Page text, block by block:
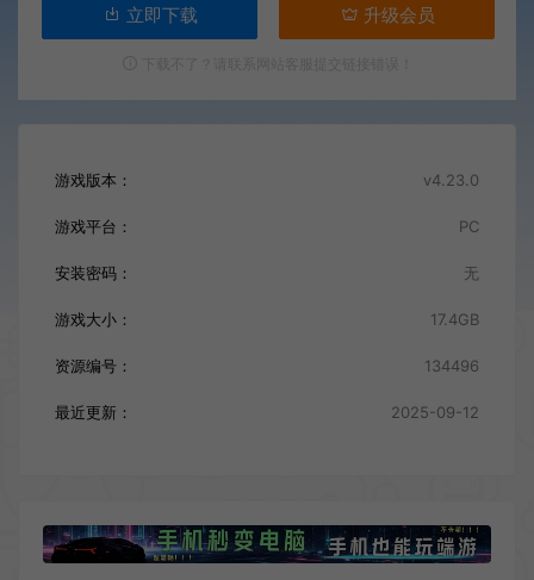
立即下载 升级会员
游戏版本： v4.23.0
游戏平台： PC
安装密码： 无
游戏大小： 17.4GB
资源编号： 134496
最近更新： 2025-09-12